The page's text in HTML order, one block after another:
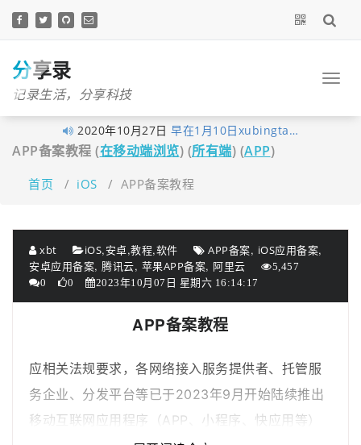
正
分享录
记录生活，分享科技
APP备案教程 (在移动端浏览) (所有端) (APP)
2020年10月27日 早在1月10日xubingta…
2020年10月23日 由于网站暂未落实实…
2020年10月19日 喜讯！喜讯！分享录…
2020年09月16日 我的个人网站分享录…
2020年06月14日 大家不用太拘束，但…
2020年06月03日 经过这段时间的努力…
2020年05月12日 为了更好的保护原创…
2020年04月28日 近来发现fenxianglu.…
2020年01月08日 若想发表博客的可以…
2021年03月01日 为了跟整套系统名称…
2021年01月22日 为了进一步规范系统…
首页 / iOS / APP备案教程
xbt iOS,安卓,教程,软件 APP备案, iOS应用备案,
安卓应用备案, 腾讯云, 苹果APP备案, 阿里云
5,457
0
0 2023年10月07日 星期六 16:14:17
APP备案教程
应相关法规要求，各网络接入服务提供者、托管服
务企业、分发平台等已于2023年9月开始陆续推出
移动互联网应用程序（APP、小程序、快应用等）